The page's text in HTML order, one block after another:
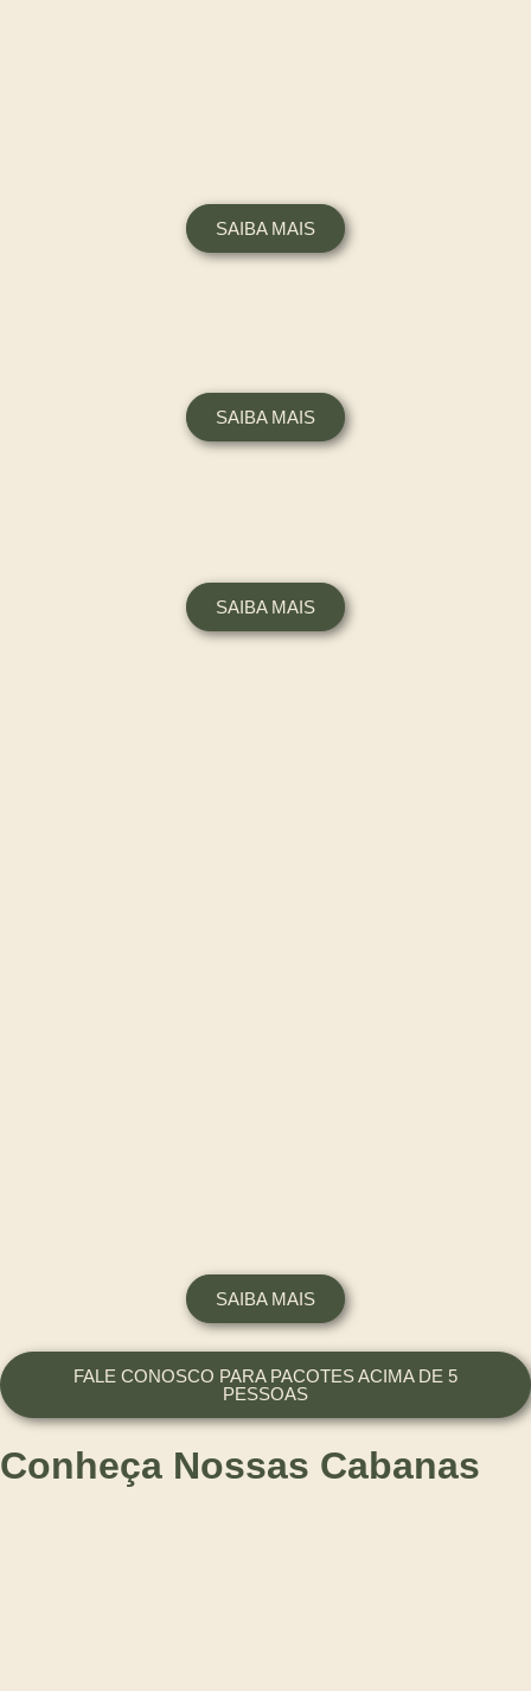
SAIBA MAIS
SAIBA MAIS
SAIBA MAIS
SAIBA MAIS
FALE CONOSCO PARA PACOTES ACIMA DE 5
PESSOAS
Conheça Nossas Cabanas